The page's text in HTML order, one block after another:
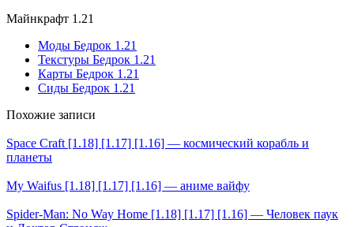
Майнкрафт 1.21
Моды Бедрок 1.21
Текстуры Бедрок 1.21
Карты Бедрок 1.21
Сиды Бедрок 1.21
Похожие записи
Space Craft [1.18] [1.17] [1.16] — космический корабль и
планеты
My Waifus [1.18] [1.17] [1.16] — аниме вайфу
Spider-Man: No Way Home [1.18] [1.17] [1.16] — Человек паук